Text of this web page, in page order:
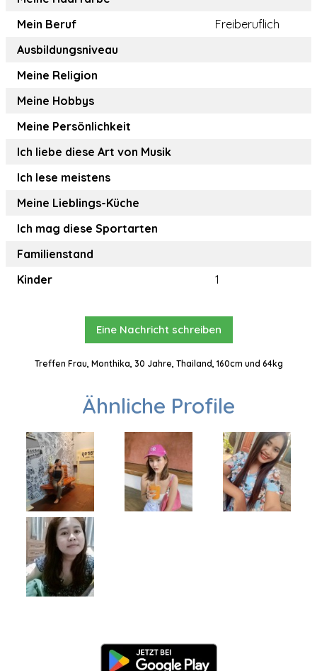
Mein Beruf
Freiberuflich
Ausbildungsniveau
Meine Religion
Meine Hobbys
Meine Persönlichkeit
Ich liebe diese Art von Musik
Ich lese meistens
Meine Lieblings-Küche
Ich mag diese Sportarten
Familienstand
Kinder
1
Eine Nachricht schreiben
Treffen Frau, Monthika, 30 Jahre, Thailand, 160cm und 64kg
Ähnliche Profile